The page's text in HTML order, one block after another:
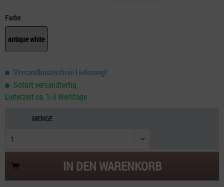
Farbe
antique white
Versandkostenfreie Lieferung!
Sofort versandfertig,
Lieferzeit ca. 1-3 Werktage
MENGE
IN DENWARENKORB